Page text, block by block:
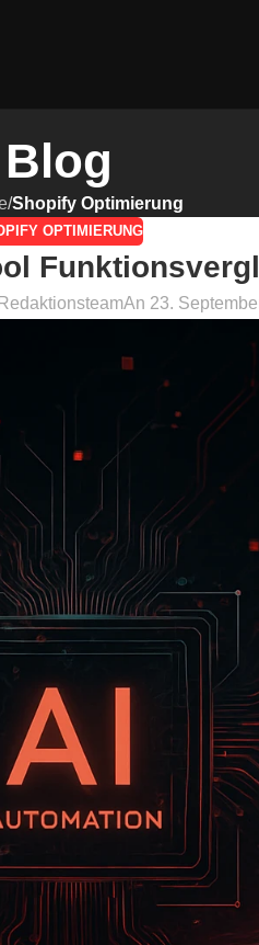
Blog
/Shopify Optimierung
OPTIMIERUNG
An 23.